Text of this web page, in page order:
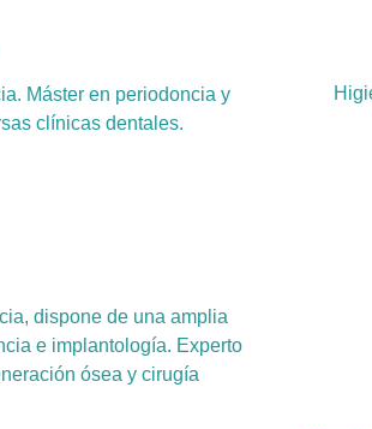
Máster en periodoncia y
clínicas dentales.
dispone de una amplia
e implantología. Experto
ósea y cirugía